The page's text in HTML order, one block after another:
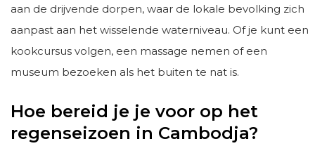
aan de drijvende dorpen, waar de lokale bevolking zich
aanpast aan het wisselende waterniveau. Of je kunt een
kookcursus volgen, een massage nemen of een
museum bezoeken als het buiten te nat is.
Hoe bereid je je voor op het
regenseizoen in Cambodja?